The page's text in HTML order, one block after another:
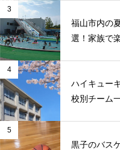
3
福山市内の
選！家族で
4
ハイキュー
校別チーム
5
黒子のバス